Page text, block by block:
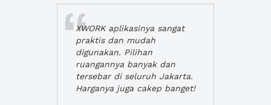
XWORK aplikasinya sangat
praktis dan mudah
digunakan. Pilihan
ruangannya banyak dan
tersebar di seluruh Jakarta.
Harganya juga cakep banget!